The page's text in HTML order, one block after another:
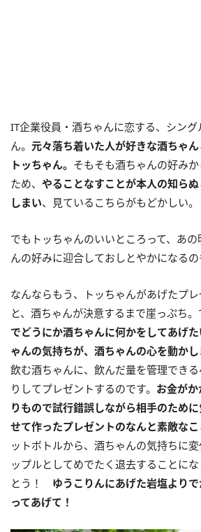
IT企業役員・酒ちゃんに恋する、シン
ん。 元々落ち着いた人が好きな酒ちゃ
トッちゃん。 そもそも酒ちゃんの好み
ため、 やることなすことが本人の知ら
しまい、見ているこちらがもどかしい。
でもトッちゃんのいいところって、あ
んの好みに迎合しておしとやかになるの
なんならもう、トッちゃんがあげたプ
と、酒ちゃんが決意するまで崖っぷち。
でどうにか酒ちゃんに何かをしてあげ
ゃんの気持ちが、酒ちゃんの心を動かし
飲む酒ちゃんに、飲んだ量を管理でき
りしてプレゼントするのです。 お金が
りもので試行錯誤しながら相手のため
せて作ったプレゼントのなんと素敵なこ
ットボトルから、酒ちゃんの気持ちに
ップルとしてめでたく退去することに
とう！ ゆうこりんにあげた岩塩より
ってあげて！